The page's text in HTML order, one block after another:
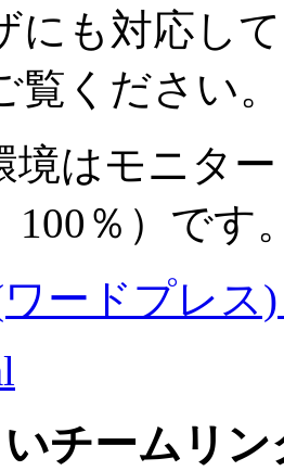
にも対応し
覧ください。
境はモニター
100％）です
ワードプレス)
チームリ